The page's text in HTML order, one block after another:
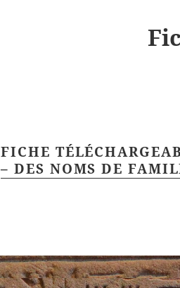
FICHE
– DES NOMS DE